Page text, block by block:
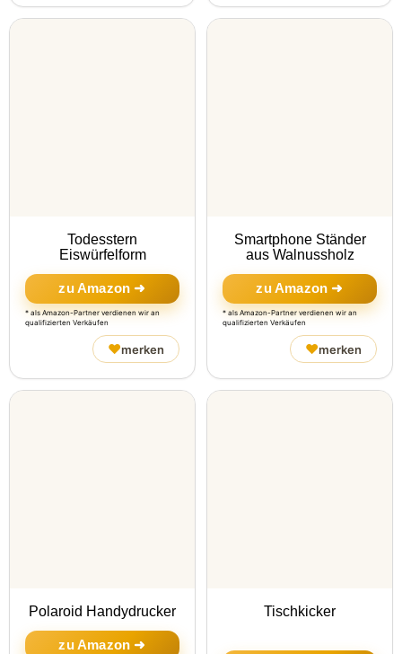
Todesstern
Eiswürfelform
zu Amazon ➜
* als Amazon-Partner verdienen wir an
qualifizierten Verkäufen
♥merken
Smartphone Ständer
aus Walnussholz
zu Amazon ➜
* als Amazon-Partner verdienen wir an
qualifizierten Verkäufen
♥merken
Polaroid Handydrucker
zu Amazon ➜
Tischkicker